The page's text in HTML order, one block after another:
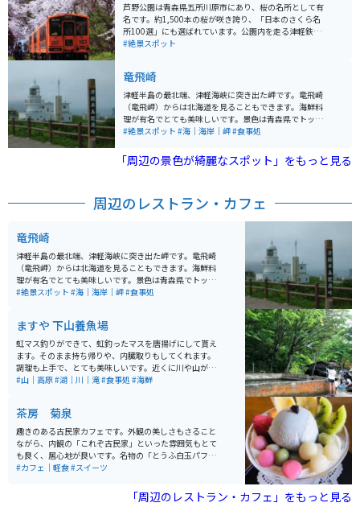
芦野公園は青森県五所川原市にあり、桜の名所として有
名です。約1,500本の桜が咲き誇り、「日本のさくら名
所100選」にも選ばれています。公園内を走る津軽鉄道
のローカル線や、昔ながらの駅舎に懐かしさを感じま
約80haの広大な園地には、芦野湖を中心とした自然豊か
な景観が広がり、春の花見の他にも児童向けの動物園
や、1,800本の松があるなど、四季折々の自然を楽しむ
ことができます。駐車場もあり、ちょっとしたご飯を食
べるところもあるので休憩にもオススメのスポットで
#絶景スポット
竜飛崎
津軽半島の最北端、津軽海峡に突き出た岬です。竜飛崎
（竜飛岬）からは北海道を見ることもできます。海鮮料
理が有名でとても美味しいです。景色は青森県でトップ
クラスに綺麗な場所です。特に日の出と夕方の景色が最
は、国道でありながら車もバイクも通れず、歩行者しか
通れないという「階段国道」と呼ばれる339号線なる珍
の少し手前には有名な青函トンネルがあり、中には入れ
ソリンスタンドもコンビニもスーパーもトイレも無いた
め、注意してください。龍飛岬の周りには絶景を楽しめ
るホテルがいくつかありますので、１泊するのもおすす
めです。
#絶景スポット #海｜海岸｜岬#食事処
「周辺の景色が綺麗なスポット」をもっと見る
周辺のレストラン・カフェ
竜飛崎
津軽半島の最北端、津軽海峡に突き出た岬です。竜飛崎
（竜飛岬）からは北海道を見ることもできます。海鮮料
理が有名でとても美味しいです。景色は青森県でトップ
クラスに綺麗な場所です。特に日の出と夕方の景色が最
通れないという「階段国道」と呼ばれる339号線なる珍
スポットもあります。岬に向かうまでの一本の山道から
は綺麗な海、天気の良い日には函館が見えます。龍飛岬
の少し手前には有名な青函トンネルがあり、中には入れ
ませんがすぐ近くまで行き少しでけ中を見ることができ
ソリンスタンドもコンビニもスーパーもトイレも無いた
め、注意してください。龍飛岬の周りには絶景を楽しめ
るホテルがいくつかありますので、１泊するのもおすす
めです。
#絶景スポット #海｜海岸｜岬#食事処
ますや 下山養魚場
虹マス釣りができて、虹釣ったマスを唐揚げにして貰え
ます。そのまま持ち帰りや、内臓取りもしてくれます。
調理も上手で、とても美味しいです。近くに川や山が多
いのでマイナスイオンたっぷりで癒されます。
#山｜高原#湖｜川｜滝#食事処 #海鮮
茶房 菊泉
趣きのある古民家カフェです。外観の美しさもさること
ながら、内観の「これぞ古民家」といった雰囲気もとて
も良く、居心地が良いです。名物の「とうふ白玉パフ
ェ」は見た目も可愛らしくカラフルな和風パフェで、店
いです。スイーツの他に軽食もあるので、ゆったりと休
憩するのにもってこいのスポットです。
#カフェ｜軽食#スイーツ
「周辺のレストラン・カフェ」をもっと見る